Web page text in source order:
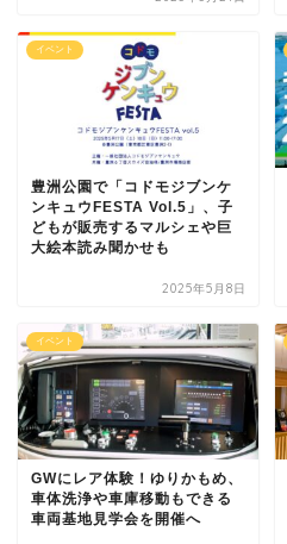
イベント
豊洲公園で「コドモジブンケ
ンキュウFESTA Vol.5」、子
どもが販売するマルシェや巨
大絵本読み聞かせも
2025年5月8日
イベント
GWにレア体験！ゆりかもめ、
車体洗浄や車庫移動もできる
車両基地見学会を開催へ